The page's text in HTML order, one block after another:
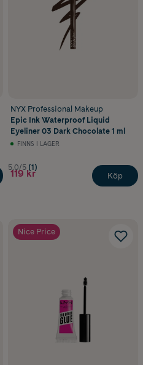
NYX Professional Makeup
Epic Ink Waterproof Liquid
Eyeliner 03 Dark Chocolate 1 ml
FINNS I LAGER
5.0/5 (1)
119 kr Köp
Nice Price